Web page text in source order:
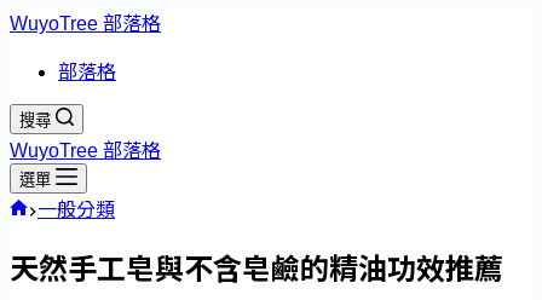
的
WuyoTree 部落格
部落格
搜尋
WuyoTree 部落格
選單
首一般分類
天然手工皂與不含皂鹼的精油功效推薦